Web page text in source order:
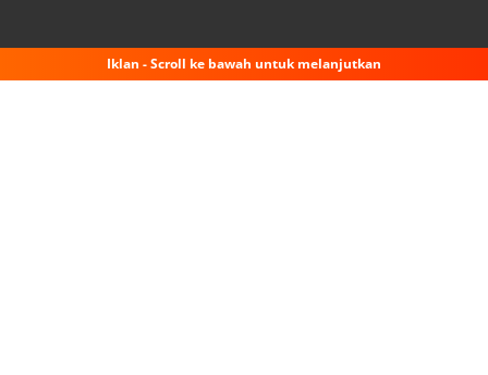
Iklan - Scroll ke bawah untuk melanjutkan